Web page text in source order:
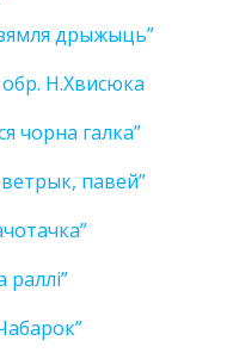
дрыжыць”
обр. Н.Хвисюка
чорна галка”
павей”
раллi”